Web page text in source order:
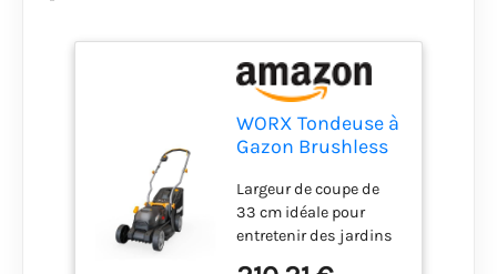
WORX Tondeuse à
Gazon Brushless
WG733E
Largeur de coupe de
33 cm idéale pour
entretenir des jardins